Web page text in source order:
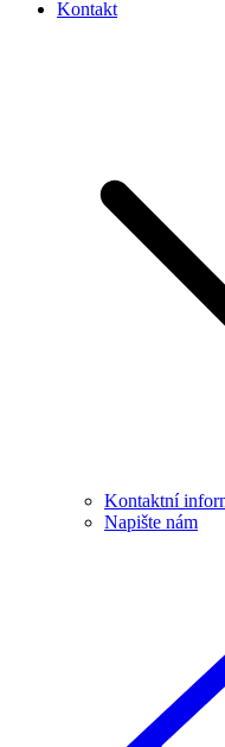
Kontakt
Kontaktní
Napište nám